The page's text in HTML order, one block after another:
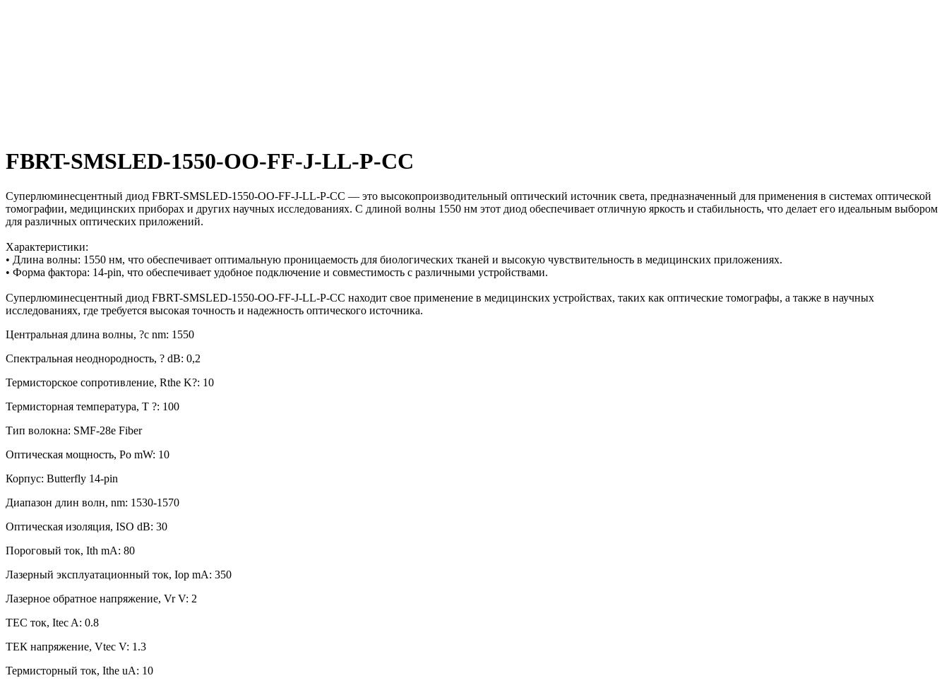
FBRT-SMSLED-1550-OO-FF-J-LL-P-CC
Суперлюминесцентный диод FBRT-SMSLED-1550-OO-FF-J-LL-P-CC — это высокопроизводительный оптический источник света, предназначенный для применения в системах оптической
томографии, медицинских приборах и других научных исследованиях. С длиной волны 1550 нм этот диод обеспечивает отличную яркость и стабильность, что делает его идеальным выбором
для различных оптических приложений.
Характеристики:
• Длина волны: 1550 нм, что обеспечивает оптимальную проницаемость для биологических тканей и высокую чувствительность в медицинских приложениях.
• Форма фактора: 14-pin, что обеспечивает удобное подключение и совместимость с различными устройствами.
Суперлюминесцентный диод FBRT-SMSLED-1550-OO-FF-J-LL-P-CC находит свое применение в медицинских устройствах, таких как оптические томографы, а также в научных
исследованиях, где требуется высокая точность и надежность оптического источника.
Центральная длина волны, ?c nm: 1550
Спектральная неоднородность, ? dB: 0,2
Термисторское сопротивление, Rthe K?: 10
Термисторная температура, T ?: 100
Тип волокна: SMF-28e Fiber
Оптическая мощность, Po mW: 10
Корпус: Butterfly 14-pin
Диапазон длин волн, nm: 1530-1570
Оптическая изоляция, ISO dB: 30
Пороговый ток, Ith mA: 80
Лазерный эксплуатационный ток, Iop mA: 350
Лазерное обратное напряжение, Vr V: 2
TEC ток, Itec A: 0.8
ТЕК напряжение, Vtec V: 1.3
Термисторный ток, Ithe uA: 10